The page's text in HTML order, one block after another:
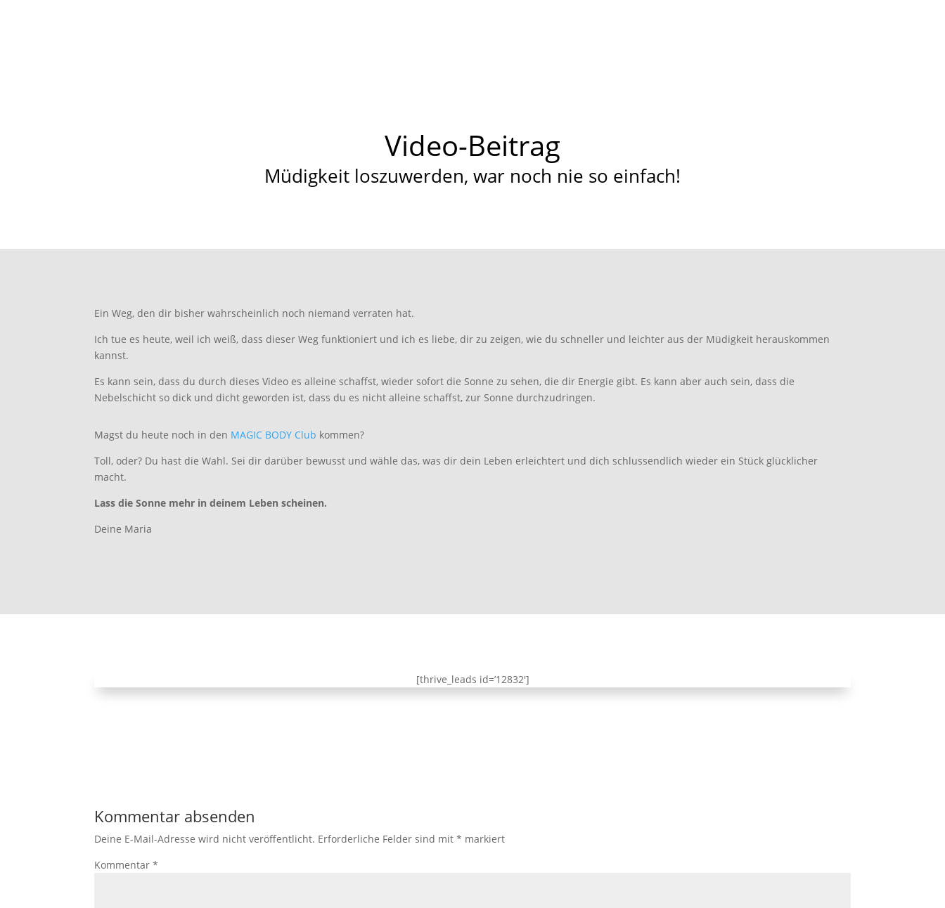
Video-Beitrag
Müdigkeit loszuwerden, war noch nie so einfach!
Ein Weg, den dir bisher wahrscheinlich noch niemand verraten hat.
Ich tue es heute, weil ich weiß, dass dieser Weg funktioniert und ich es liebe, dir zu zeigen, wie du schneller und leichter aus der Müdigkeit herauskommen
kannst.
Es kann sein, dass du durch dieses Video es alleine schaffst, wieder sofort die Sonne zu sehen, die dir Energie gibt. Es kann aber auch sein, dass die
Nebelschicht so dick und dicht geworden ist, dass du es nicht alleine schaffst, zur Sonne durchzudringen.
Magst du heute noch in den MAGIC BODY Club kommen?
Toll, oder? Du hast die Wahl. Sei dir darüber bewusst und wähle das, was dir dein Leben erleichtert und dich schlussendlich wieder ein Stück glücklicher
macht.
Lass die Sonne mehr in deinem Leben scheinen.
Deine Maria
[thrive_leads id=’12832′]
Kommentar absenden
Deine E-Mail-Adresse wird nicht veröffentlicht. Erforderliche Felder sind mit* markiert
Kommentar*